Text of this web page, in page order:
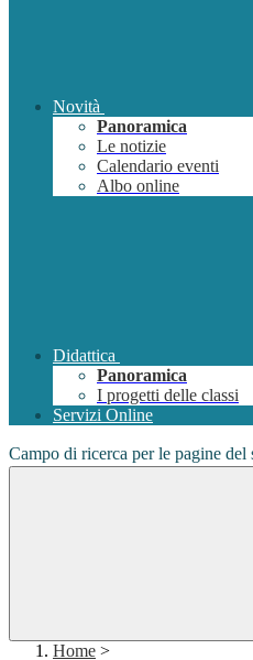
Novità
Panoramica
Le notizie
Calendario eventi
Albo online
Didattica
Panoramica
I progetti delle classi
Servizi Online
Campo di ricerca per le pagine del
Home >